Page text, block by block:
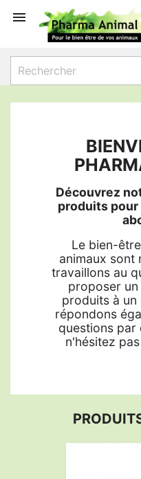

Découvrez
produits pour
Le bien-
animaux sont
travaillons au
proposer
produits à
répondons
questions par
n'hésitez